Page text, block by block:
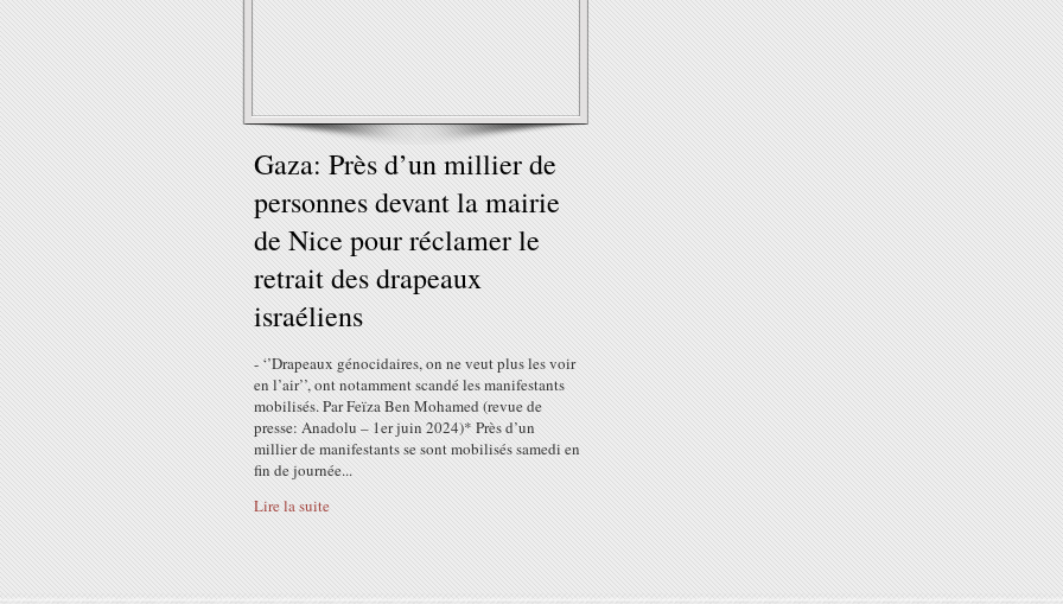
Gaza: Près d’un millier de
personnes devant la mairie
de Nice pour réclamer le
retrait des drapeaux
israéliens
- ‘’Drapeaux génocidaires, on ne veut plus les voir
en l’air’’, ont notamment scandé les manifestants
mobilisés. Par Feïza Ben Mohamed (revue de
presse: Anadolu – 1er juin 2024)* Près d’un
millier de manifestants se sont mobilisés samedi en
fin de journée...
Lire la suite